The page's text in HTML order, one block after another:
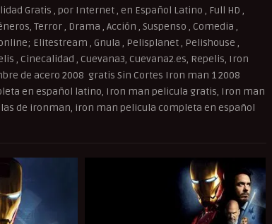
Gratis , por Internet , en Español Latino , Full HD ,
Terror , Drama , Acción , Suspenso , Comedia ,
Elitestream , Gnula , Pelisplanet , Pelishouse ,
, Cinecalidad , Cuevana3, Cuevana2.es, Repelis, Iron
de acero 2008 gratis Sin Cortes Iron man 1 2008
en español latino, Iron man pelicula gratis, Iron man
de ironman, iron man pelicula completa en español